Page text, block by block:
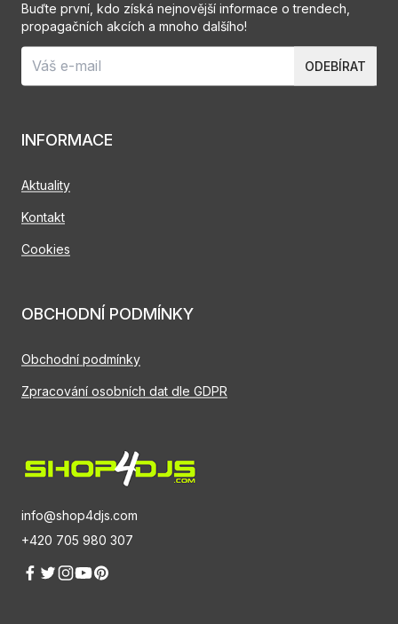
info@shop4djs.com
+420 705 980 307
INFORMACE
Aktuality
Kontakt
Cookies
OBCHODNÍ PODMÍNKY
Obchodní podmínky
Zpracování osobních dat dle GDPR
Buďte první, kdo získá nejnovější informace o trendech,
propagačních akcích a mnoho dalšího!
ODEBÍRAT